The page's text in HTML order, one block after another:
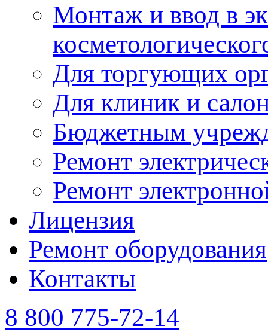
Монтаж и ввод в
Для торгующих
Для клиник и
Бюджетным
Ремонт
Ремонт
Лицензия
Ремонт оборудования
Контакты
8 800 775-72-14